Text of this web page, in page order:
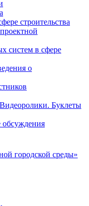
строительства
систем в сфере
о
Буклеты
городской среды»